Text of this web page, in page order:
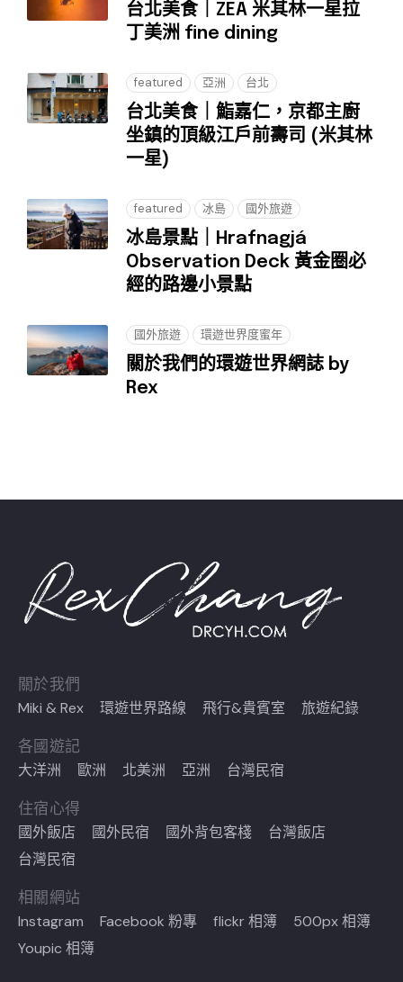
台北美食｜ZEA 米其林一星拉
丁美洲 fine dining
featured 亞洲 台北
台北美食｜鮨嘉仁，京都主廚
坐鎮的頂級江戶前壽司 (米其林
一星)
featured 冰島 國外旅遊
冰島景點｜Hrafnagjá
Observation Deck 黃金圈必
經的路邊小景點
國外旅遊 環遊世界度蜜年
關於我們的環遊世界網誌 by
Rex
關於我們
Miki & Rex 環遊世界路線 飛行&貴賓室 旅遊紀錄
各國遊記
大洋洲 歐洲 北美洲 亞洲 台灣民宿
住宿心得
國外飯店 國外民宿 國外背包客棧
台灣飯店
台灣民宿
相關網站
Instagram Facebook 粉專 flickr 相簿
500px 相簿
Youpic 相簿